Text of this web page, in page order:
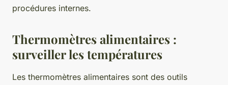
procédures internes.
Thermomètres alimentaires :
surveiller les températures
Les thermomètres alimentaires sont des outils